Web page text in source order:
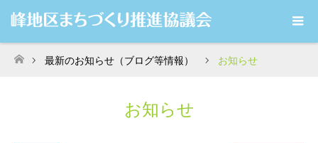
ホーム
最新のお知らせ（ブログ等情報） お知らせ
お知らせ